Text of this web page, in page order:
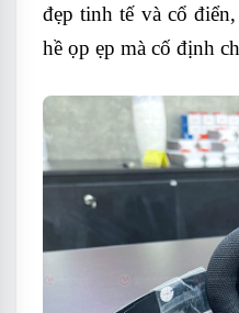
đẹp tinh tế và cổ
hề ọp ẹp mà cố định